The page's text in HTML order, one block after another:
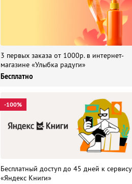
3 первых заказа от 1000р. в интернет-
магазине «Улыбка радуги»
Бесплатно
-100%
Бесплатный доступ до 45 дней к сервису
«Яндекс Книги»